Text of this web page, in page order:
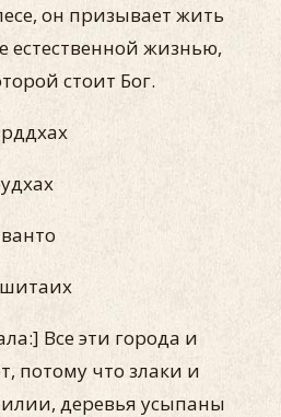
он призывает жить
естественной жизнью,
стоит Бог.
Все эти города и
потому что злаки и
деревья усыпаны